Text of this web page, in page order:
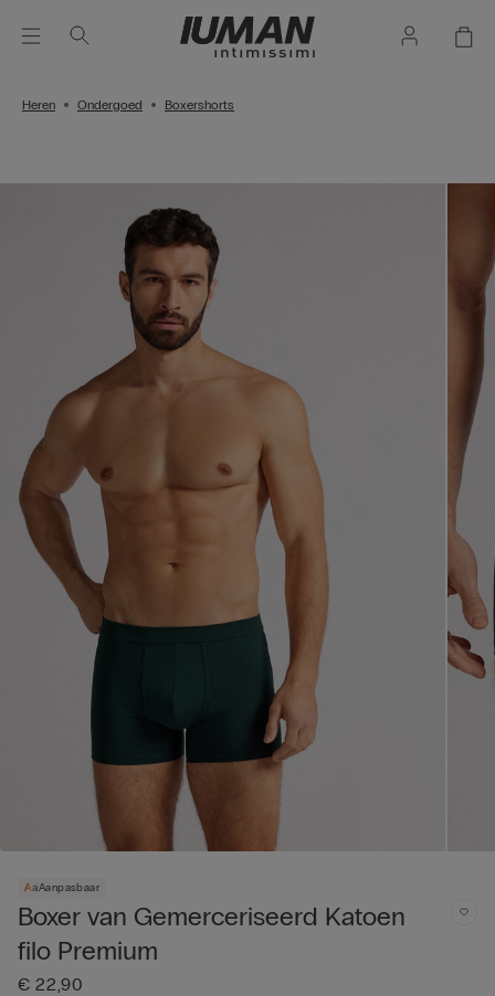
Heren Ondergoed Boxershorts
Aanpasbaar
Boxer van Gemerceriseerd Katoen
filo Premium
€ 22,90